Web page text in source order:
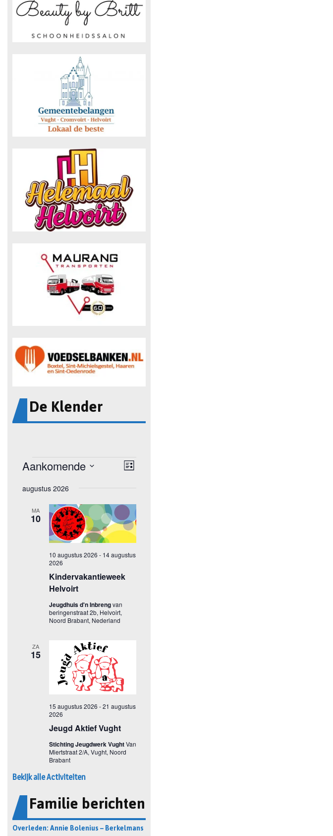
De Klender
Bekijk alle Activiteiten
Familie berichten
Overleden: Annie Bolenius – Berkelmans